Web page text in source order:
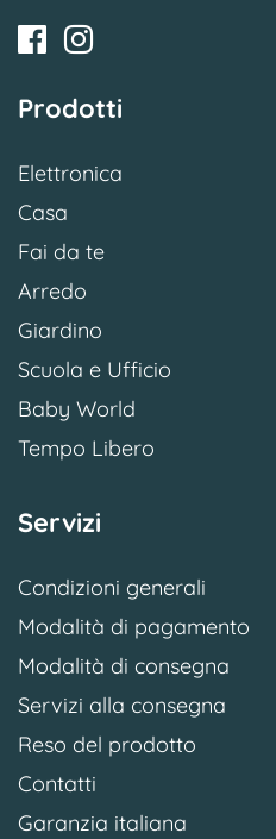
Prodotti
Elettronica
Casa
Fai da te
Arredo
Giardino
Scuola e Ufficio
Baby World
Tempo Libero
Servizi
Condizioni generali
Modalità di pagamento
Modalità di consegna
Servizi alla consegna
Reso del prodotto
Contatti
Garanzia italiana